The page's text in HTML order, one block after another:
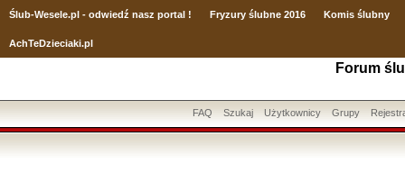
Ślub-Wesele.pl - odwiedź nasz portal ! Fryzury ślubne 2016 Komis ślubny
AchTeDzieciaki.pl
Forum
FAQ Szukaj Użytkownicy Grupy